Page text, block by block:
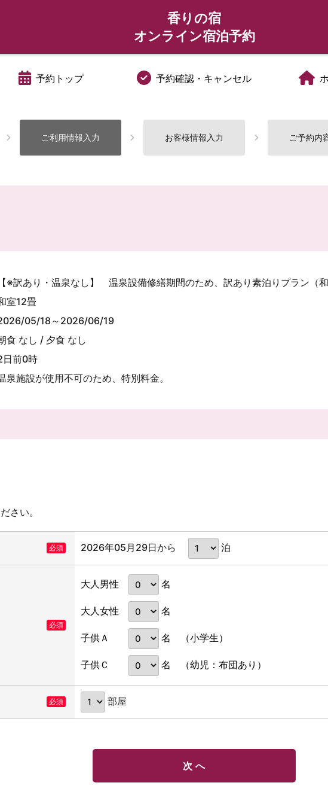
香りの宿
オンライン宿泊予約
予約トップ 予約確認・キャンセル
ご利用情報入力 お客様情報入力 ご予約内
【※訳あり・温泉なし】 温泉設備修繕期間のため、訳あり素泊りプラン（
室12畳
05/18～2026/06/19
食 なし / 夕食 なし
日前0時
泉施設が使用不可のため、特別料金。
さい。
必須 2026年05月29日から 泊
必須
大人男性 名
大人女性 名
子供Ａ 名 （小学生）
子供Ｃ 名 （幼児：布団あり）
必須 部屋